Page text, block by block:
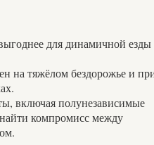
для динамичной езды
на тяжёлом бездорожье и
включая полунезависимые
компромисс между